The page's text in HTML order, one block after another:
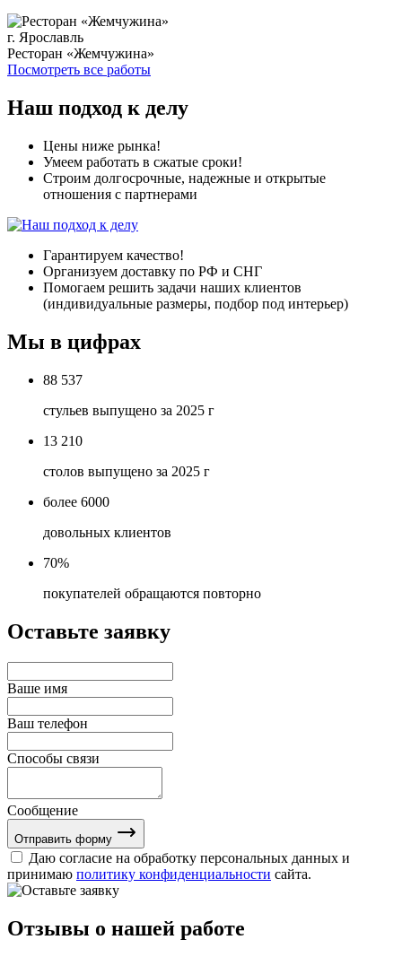
г. Ярославль
Ресторан «Жемчужина»
Посмотреть все работы
Наш подход к делу
Цены ниже рынка!
Умеем работать в сжатые сроки!
Строим долгосрочные, надежные и открытые
отношения с партнерами
Гарантируем качество!
Организуем доставку по РФ и СНГ
Помогаем решить задачи наших клиентов
(индивидуальные размеры, подбор под интерьер)
Мы в цифрах
88 537
стульев выпущено за 2025 г
13 210
столов выпущено за 2025 г
более 6000
довольных клиентов
70%
покупателей обращаются повторно
Оставьте заявку
Ваше имя
Ваш телефон
Способы связи
Сообщение
Отправить форму
Даю согласие на обработку персональных данных и
принимаю политику конфиденциальности сайта.
Отзывы о нашей работе